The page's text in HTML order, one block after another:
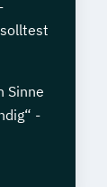
Sinne
-